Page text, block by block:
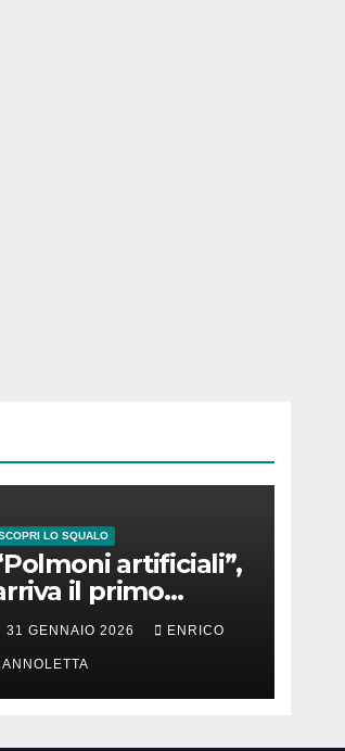
LO SQUALO
artificiali”,
il primo
31 GENNAIO 2026 ENRICO